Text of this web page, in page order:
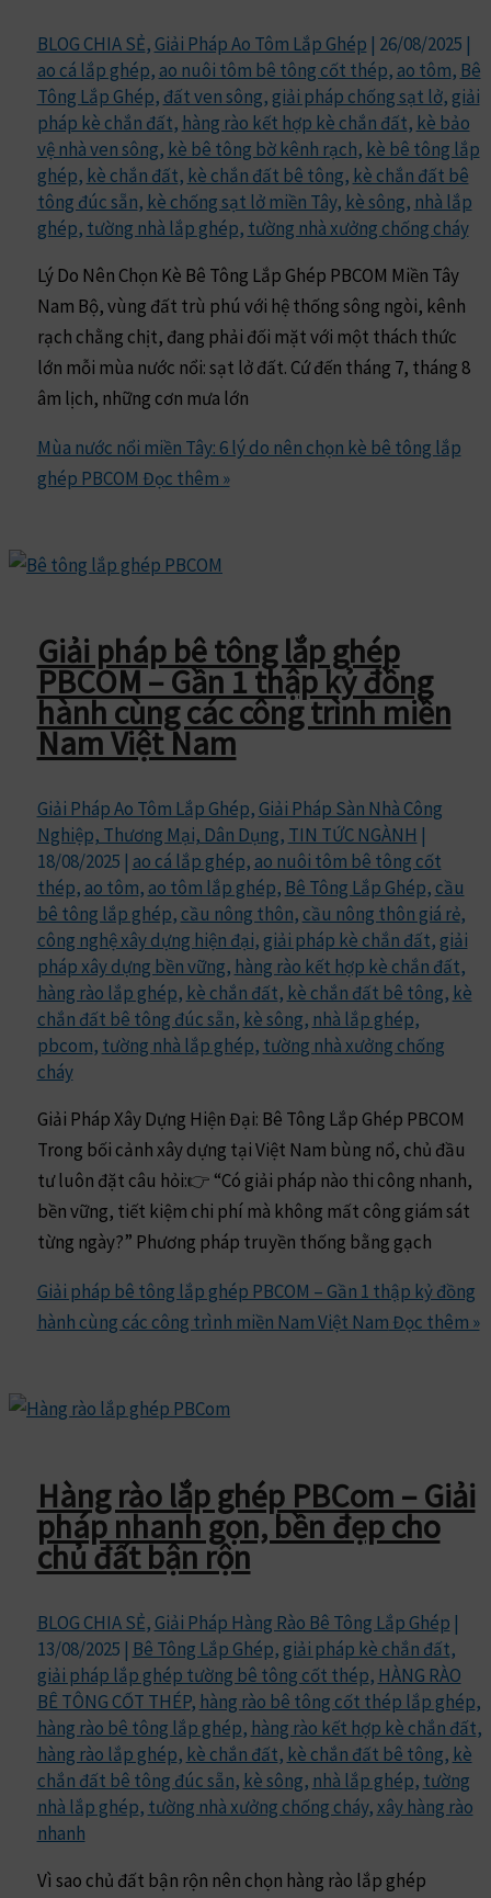
BLOG CHIA SẺ, Giải Pháp Ao Tôm Lắp Ghép | 26/08/2025 |
ao cá lắp ghép, ao nuôi tôm bê tông cốt thép, ao tôm, Bê
Tông Lắp Ghép, đất ven sông, giải pháp chống sạt lở, giải
pháp kè chắn đất, hàng rào kết hợp kè chắn đất, kè bảo
vệ nhà ven sông, kè bê tông bờ kênh rạch, kè bê tông lắp
ghép, kè chắn đất, kè chắn đất bê tông, kè chắn đất bê
tông đúc sẵn, kè chống sạt lở miền Tây, kè sông, nhà lắp
ghép, tường nhà lắp ghép, tường nhà xưởng chống cháy
Lý Do Nên Chọn Kè Bê Tông Lắp Ghép PBCOM Miền Tây
Nam Bộ, vùng đất trù phú với hệ thống sông ngòi, kênh
rạch chằng chịt, đang phải đối mặt với một thách thức
lớn mỗi mùa nước nổi: sạt lở đất. Cứ đến tháng 7, tháng 8
âm lịch, những cơn mưa lớn
Mùa nước nổi miền Tây: 6 lý do nên chọn kè bê tông lắp
ghép PBCOM Đọc thêm »
Giải pháp bê tông lắp ghép
PBCOM – Gần 1 thập kỷ đồng
hành cùng các công trình miền
Nam Việt Nam
Giải Pháp Ao Tôm Lắp Ghép, Giải Pháp Sàn Nhà Công
Nghiệp, Thương Mại, Dân Dụng, TIN TỨC NGÀNH |
18/08/2025 | ao cá lắp ghép, ao nuôi tôm bê tông cốt
thép, ao tôm, ao tôm lắp ghép, Bê Tông Lắp Ghép, cầu
bê tông lắp ghép, cầu nông thôn, cầu nông thôn giá rẻ,
công nghệ xây dựng hiện đại, giải pháp kè chắn đất, giải
pháp xây dựng bền vững, hàng rào kết hợp kè chắn đất,
hàng rào lắp ghép, kè chắn đất, kè chắn đất bê tông, kè
chắn đất bê tông đúc sẵn, kè sông, nhà lắp ghép,
pbcom, tường nhà lắp ghép, tường nhà xưởng chống
cháy
Giải Pháp Xây Dựng Hiện Đại: Bê Tông Lắp Ghép PBCOM
Trong bối cảnh xây dựng tại Việt Nam bùng nổ, chủ đầu
tư luôn đặt câu hỏi:👉 “Có giải pháp nào thi công nhanh,
bền vững, tiết kiệm chi phí mà không mất công giám sát
từng ngày?” Phương pháp truyền thống bằng gạch
Giải pháp bê tông lắp ghép PBCOM – Gần 1 thập kỷ đồng
hành cùng các công trình miền Nam Việt Nam Đọc thêm »
Hàng rào lắp ghép PBCom – Giải
pháp nhanh gọn, bền đẹp cho
chủ đất bận rộn
BLOG CHIA SẺ, Giải Pháp Hàng Rào Bê Tông Lắp Ghép |
13/08/2025 | Bê Tông Lắp Ghép, giải pháp kè chắn đất,
giải pháp lắp ghép tường bê tông cốt thép, HÀNG RÀO
BÊ TÔNG CỐT THÉP, hàng rào bê tông cốt thép lắp ghép,
hàng rào bê tông lắp ghép, hàng rào kết hợp kè chắn đất,
hàng rào lắp ghép, kè chắn đất, kè chắn đất bê tông, kè
chắn đất bê tông đúc sẵn, kè sông, nhà lắp ghép, tường
nhà lắp ghép, tường nhà xưởng chống cháy,xây hàng rào
nhanh
Vì sao chủ đất bận rộn nên chọn hàng rào lắp ghép